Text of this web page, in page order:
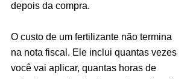
depois da compra.
O custo de um fertilizante não termina
na nota fiscal. Ele inclui quantas vezes
você vai aplicar, quantas horas de